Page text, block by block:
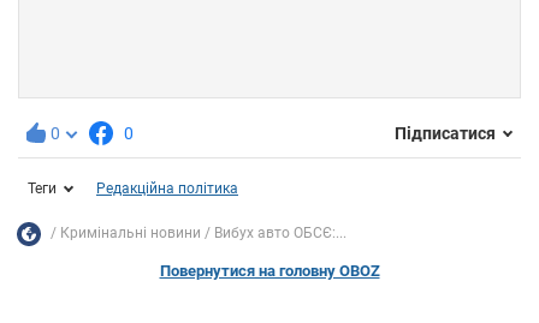
0 0 Підписатися
Теги Редакційна політика
Кримінальні новини Вибух авто ОБСЄ:...
Повернутися на головну OBOZ